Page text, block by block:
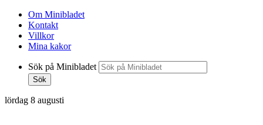
Om Minibladet
Kontakt
Villkor
Mina kakor
Sök på Minibladet
Sök
lördag 8 augusti